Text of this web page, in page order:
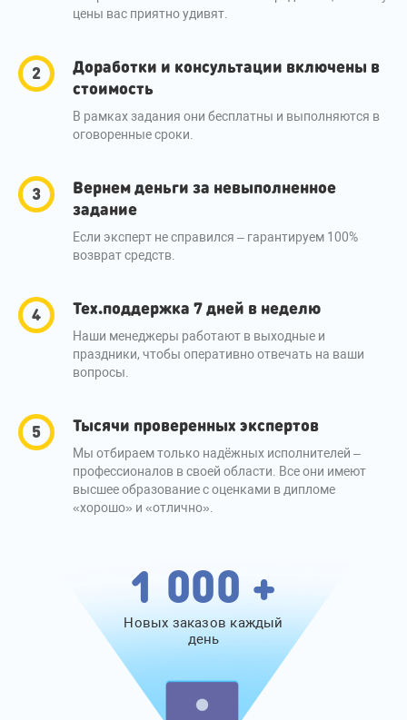
цены вас приятно удивят.
Доработки и консультации включены в
стоимость
В рамках задания они бесплатны и выполняются в
оговоренные сроки.
Вернем деньги за невыполненное
задание
Если эксперт не справился – гарантируем 100%
возврат средств.
Тех.поддержка 7 дней в неделю
Наши менеджеры работают в выходные и
праздники, чтобы оперативно отвечать на ваши
вопросы.
Тысячи проверенных экспертов
Мы отбираем только надёжных исполнителей –
профессионалов в своей области. Все они имеют
высшее образование с оценками в дипломе
«хорошо» и «отлично».
1 000 +
Новых заказов каждый
день